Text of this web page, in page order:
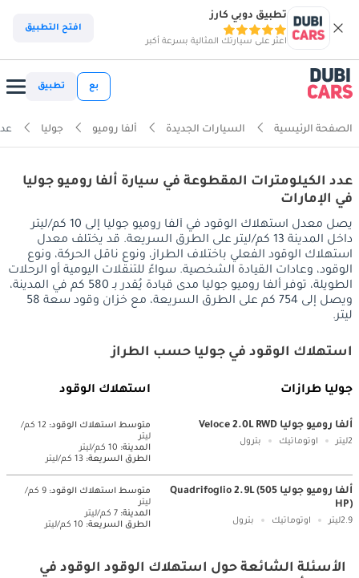
تطبيق دوبي كارز
اعثر على سيارتك المثالية بسرعة أكبر
افتح التطبيق
بع تطبيق
الصفحة الرئيسية السيارات الجديدة ألفا روميو جوليا
عدد الكيلومترات المقطوعة في سيارة ألفا روميو جوليا
في الإمارات
يصل معدل استهلاك الوقود في ألفا روميو جوليا إلى 10 كم/ليتر
داخل المدينة 13 كم/ليتر على الطرق السريعة. قد يختلف معدل
استهلاك الوقود الفعلي باختلاف الطراز، ونوع ناقل الحركة، ونوع
الوقود، وعادات القيادة الشخصية. سواءً للتنقلات اليومية أو الرحلات
الطويلة، توفر ألفا روميو جوليا مدى قيادة يُقدر بـ 580 كم في المدينة،
ويصل إلى 754 كم على الطرق السريعة، مع خزان وقود سعة 58
ليتر.
استهلاك الوقود في جوليا حسب الطراز
جوليا طرازات استهلاك الوقود
ألفا روميو جوليا Veloce 2.0L RWD
2ليتر اوتوماتيك بترول
متوسط ​​استهلاك الوقود:
12 كم/
ليتر
المدينة: 10 كم/ليتر
الطرق السريعة: 13 كم/ليتر
ألفا روميو جوليا Quadrifoglio 2.9L (505
HP)
2.9ليتر اوتوماتيك بترول
متوسط ​​استهلاك الوقود:
9 كم/
ليتر
المدينة: 7 كم/ليتر
الطرق السريعة: 10 كم/ليتر
الأسئلة الشائعة حول استهلاك الوقود الوقود في